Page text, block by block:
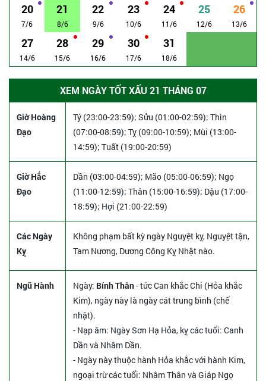
20
7/6
21
8/6
22
9/6
23
10/6
24
11/6
25
12/6
26
13/6
27
14/6
28
15/6
29
16/6
30
17/6
31
18/6
XEM NGÀY TỐT XẤU 21 THÁNG 07
Giờ Hoàng
Đạo
Tý (23:00-23:59); Sửu (01:00-02:59); Thìn
(07:00-08:59); Tỵ (09:00-10:59); Mùi (13:00-
14:59); Tuất (19:00-20:59)
Giờ Hắc
Đạo
Dần (03:00-04:59); Mão (05:00-06:59); Ngọ
(11:00-12:59); Thân (15:00-16:59); Dậu (17:00-
18:59); Hợi (21:00-22:59)
Các Ngày
Kỵ
Không phạm bất kỳ ngày Nguyệt kỵ, Nguyệt tận,
Tam Nương, Dương Công Kỵ Nhật nào.
Ngũ Hành Ngày: Bính Thân- tức Can khắc Chi (Hỏa khắc
Kim), ngày này là ngày cát trung bình (chế
nhật).
- Nạp âm: Ngày Sơn Hạ Hỏa, kỵ các tuổi: Canh
Dần và Nhâm Dần.
- Ngày này thuộc hành Hỏa khắc với hành Kim,
ngoại trừ các tuổi: Nhâm Thân và Giáp Ngọ